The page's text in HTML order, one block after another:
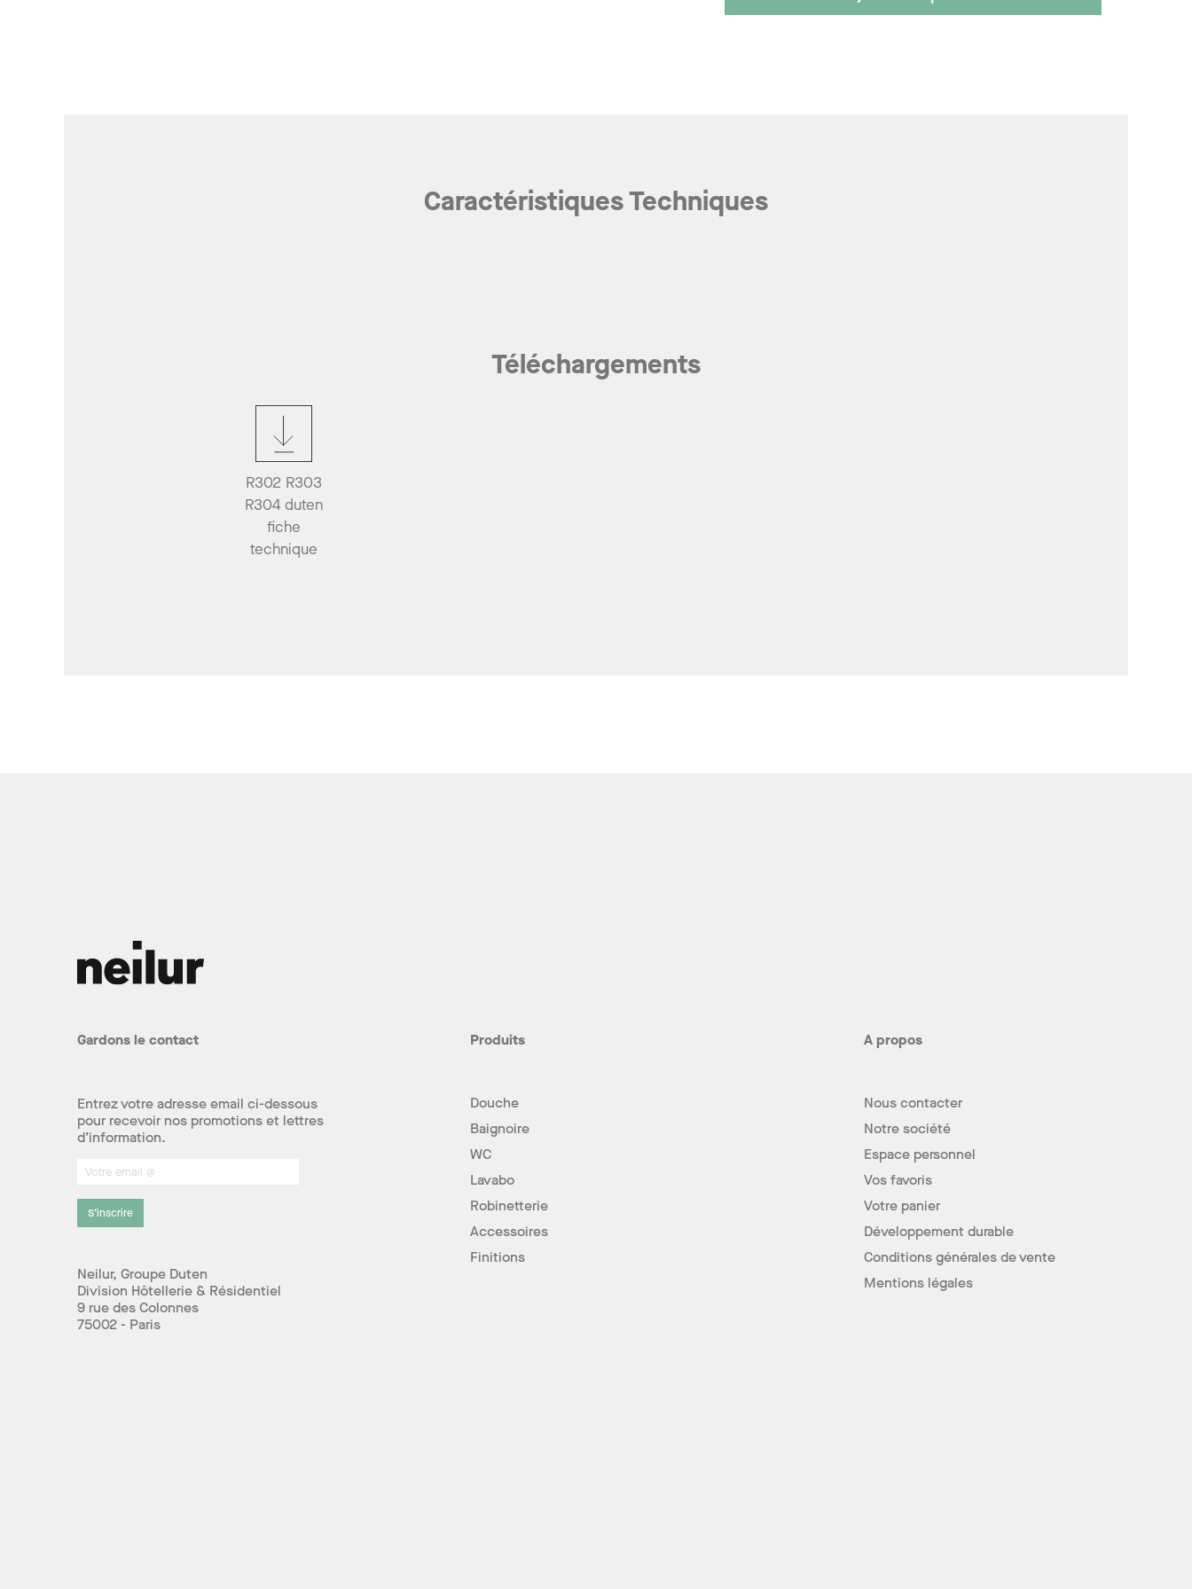
Caractéristiques Techniques
Téléchargements
R302 R303
R304 duten
fiche
technique
Gardons le contact
Entrez votre adresse email ci-dessous
pour recevoir nos promotions et lettres
d’information.
S’inscrire
Neilur, Groupe Duten
Division Hôtellerie & Résidentiel
9 rue des Colonnes
75002 - Paris
Produits
Douche
Baignoire
WC
Lavabo
Robinetterie
Accessoires
Finitions
A propos
Nous contacter
Notre société
Espace personnel
Vos favoris
Votre panier
Développement durable
Conditions générales de vente
Mentions légales